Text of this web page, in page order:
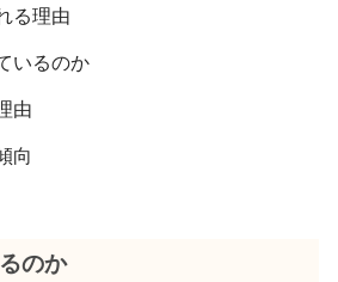
る理由
いるのか
由
向
のか